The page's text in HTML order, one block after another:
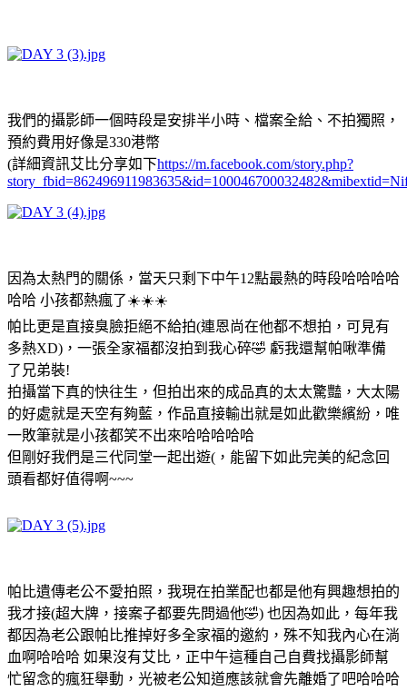
我們的攝影師一個時段是安排半小時、檔案全給、不拍獨照，
預約費用好像是330港幣
(詳細資訊艾比分享如下https://m.facebook.com/story.php?
因為太熱門的關係，當天只剩下中午12點最熱的時段哈哈哈哈
哈哈 小孩都熱瘋了☀️☀️☀️
帕比更是直接臭臉拒絕不給拍(連恩尚在他都不想拍，可見有
多熱XD)，一張全家福都沒拍到我心碎🤣 虧我還幫帕啾準備
了兄弟裝!
拍攝當下真的快往生，但拍出來的成品真的太太驚豔，大太陽
的好處就是天空有夠藍，作品直接輸出就是如此歡樂繽紛，唯
一敗筆就是小孩都笑不出來哈哈哈哈哈
但剛好我們是三代同堂一起出遊(，能留下如此完美的紀念回
頭看都好值得啊~~~
帕比遺傳老公不愛拍照，我現在拍業配也都是他有興趣想拍的
我才接(超大牌，接案子都要先問過他🤣) 也因為如此，每年我
都因為老公跟帕比推掉好多全家福的邀約，殊不知我內心在淌
血啊哈哈哈 如果沒有艾比，正中午這種自己自費找攝影師幫
忙留念的瘋狂舉動，光被老公知道應該就會先離婚了吧哈哈哈